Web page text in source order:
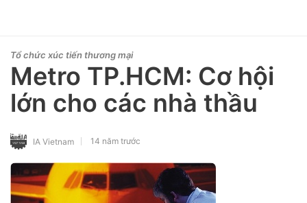
Tổ chức xúc tiến thương mại
Metro TP.HCM: Cơ hội
lớn cho các nhà thầu
IA Vietnam 14 năm trước